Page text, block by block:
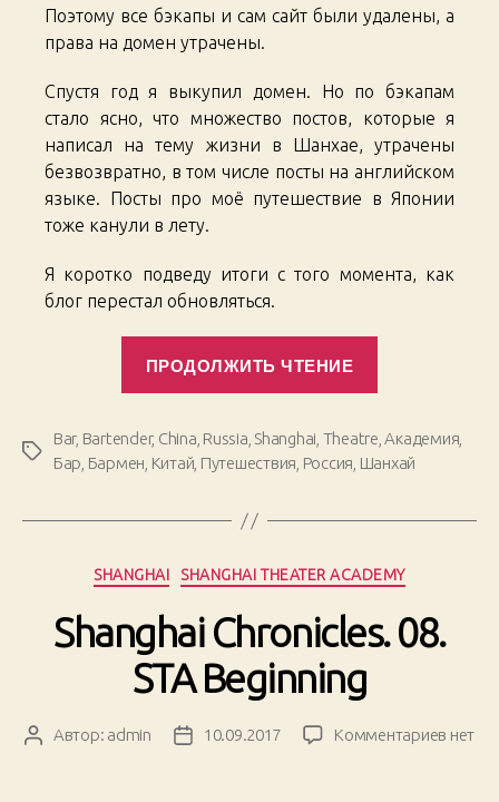
Поэтому все бэкапы и сам сайт были удалены, а
права на домен утрачены.
Спустя год я выкупил домен. Но по бэкапам
стало ясно, что множество постов, которые я
написал на тему жизни в Шанхае, утрачены
безвозвратно, в том числе посты на английском
языке. Посты про моё путешествие в Японии
тоже канули в лету.
Я коротко подведу итоги с того момента, как
блог перестал обновляться.
ПРОДОЛЖИТЬ ЧТЕНИЕ
Финал»
Метки
Bar, Bartender, China Russia Shanghai Theatre ,Академия
Бар Бармен Китай Путешествия Россия Шанхай
Рубрики
SHANGHAI SHANGHAI THEATER ACADEMY
Shanghai Chronicles. 08.
STA Beginning
АвторАвтор: admin
Дата10.09.2017 Комментариев кнет